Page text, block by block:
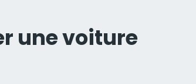
une voiture